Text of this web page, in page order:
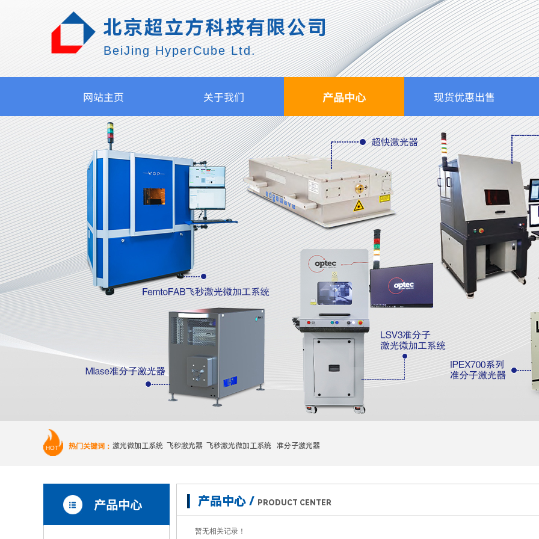
北京超立方科技有限公司
BeiJing HyperCube Ltd.
网站主页 关于我们 产品中心 现货优惠出售
激光微加工系统 飞秒激光器 飞秒激光微加工系统 准分子激光器
热门关键词：
HOT
产品中心 / PRODUCT CENTER
暂无相关记录！
产品中心